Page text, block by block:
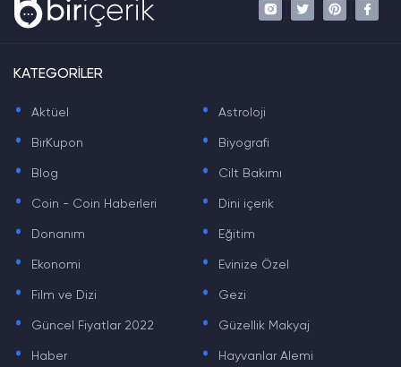
KATEGORİLER
. Aktüel . Astroloji
. BirKupon . Biyografi
. Blog . Cilt Bakımı
. Coin - Coin Haberleri . Dini içerik
. Donanım . Eğitim
. Ekonomi . Evinize Özel
. Film ve Dizi . Gezi
. Güncel Fiyatlar 2022 . Güzellik Makyaj
. Haber . Hayvanlar Alemi